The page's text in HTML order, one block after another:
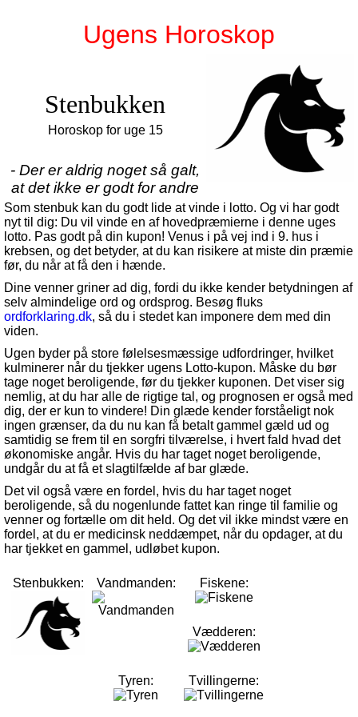
Ugens Horoskop
Stenbukken
Horoskop for uge 15
- Der er aldrig noget så galt,
at det ikke er godt for andre
Som stenbuk kan du godt lide at vinde i lotto. Og vi har godt
nyt til dig: Du vil vinde en af hovedpræmierne i denne uges
lotto. Pas godt på din kupon! Venus i på vej ind i 9. hus i
krebsen, og det betyder, at du kan risikere at miste din præmie
før, du når at få den i hænde.
Dine venner griner ad dig, fordi du ikke kender betydningen af
selv almindelige ord og ordsprog. Besøg fluks
ordforklaring.dk, så du i stedet kan imponere dem med din
viden.
Ugen byder på store følelsesmæssige udfordringer, hvilket
kulminerer når du tjekker ugens Lotto-kupon. Måske du bør
tage noget beroligende, før du tjekker kuponen. Det viser sig
nemlig, at du har alle de rigtige tal, og prognosen er også med
dig, der er kun to vindere! Din glæde kender forståeligt nok
ingen grænser, da du nu kan få betalt gammel gæld ud og
samtidig se frem til en sorgfri tilværelse, i hvert fald hvad det
økonomiske angår. Hvis du har taget noget beroligende,
undgår du at få et slagtilfælde af bar glæde.
Det vil også være en fordel, hvis du har taget noget
beroligende, så du nogenlunde fattet kan ringe til familie og
venner og fortælle om dit held. Og det vil ikke mindst være en
fordel, at du er medicinsk neddæmpet, når du opdager, at du
har tjekket en gammel, udløbet kupon.
Stenbukken: Vandmanden: Fiskene:
Vædderen:
Tyren: Tvillingerne: